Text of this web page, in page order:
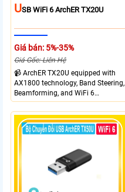
USB WiFi 6 ArchER TX20U
Giá bán: 5%-35%
Giá Gốc: Liên Hệ
📹 ArchER TX20U equipped with
AX1800 technology, Band Steering,
Beamforming, and WiFi 6
transmission. Band Steering
technology optimizes connections,
Beamforming enhances signal
focus for better coverage. Upgrade
leading-edge features.